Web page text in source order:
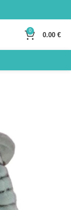
0
0.00 €